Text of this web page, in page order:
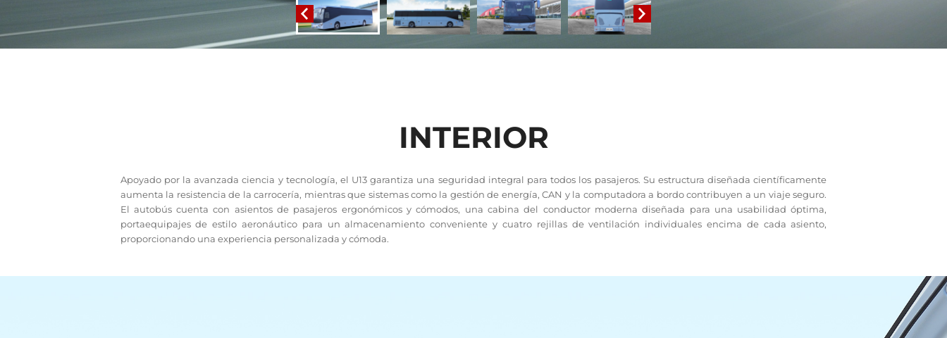
INTERIOR
Apoyado por la avanzada ciencia y tecnología, el U13 garantiza una seguridad integral para todos los pasajeros. Su estructura diseñada científicamente
aumenta la resistencia de la carrocería, mientras que sistemas como la gestión de energía, CAN y la computadora a bordo contribuyen a un viaje seguro.
El autobús cuenta con asientos de pasajeros ergonómicos y cómodos, una cabina del conductor moderna diseñada para una usabilidad óptima,
portaequipajes de estilo aeronáutico para un almacenamiento conveniente y cuatro rejillas de ventilación individuales encima de cada asiento,
proporcionando una experiencia personalizada y cómoda.